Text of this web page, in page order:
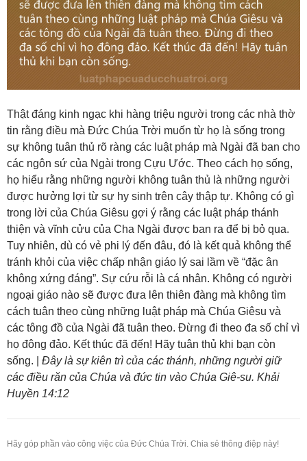
Thật đáng kinh ngạc khi hàng triệu người trong các nhà thờ
tin rằng điều mà Đức Chúa Trời muốn từ họ là sống trong
sự không tuân thủ rõ ràng các luật pháp mà Ngài đã ban cho
các ngôn sứ của Ngài trong Cựu Ước. Theo cách họ sống,
họ hiểu rằng những người không tuân thủ là những người
được hưởng lợi từ sự hy sinh trên cây thập tự. Không có gì
trong lời của Chúa Giêsu gợi ý rằng các luật pháp thánh
thiện và vĩnh cửu của Cha Ngài được ban ra để bị bỏ qua.
Tuy nhiên, dù có vẻ phi lý đến đâu, đó là kết quả không thể
tránh khỏi của việc chấp nhận giáo lý sai lầm về “đặc ân
không xứng đáng”. Sự cứu rỗi là cá nhân. Không có người
ngoại giáo nào sẽ được đưa lên thiên đàng mà không tìm
cách tuân theo cùng những luật pháp mà Chúa Giêsu và
các tông đồ của Ngài đã tuân theo. Đừng đi theo đa số chỉ vì
họ đông đảo. Kết thúc đã đến! Hãy tuân thủ khi bạn còn
sống. | Đây là sự kiên trì của các thánh, những người giữ
các điều răn của Chúa và đức tin vào Chúa Giê-su. Khải
Huyền 14:12
Hãy góp phần vào công việc của Đức Chúa Trời. Chia sẻ thông điệp này!